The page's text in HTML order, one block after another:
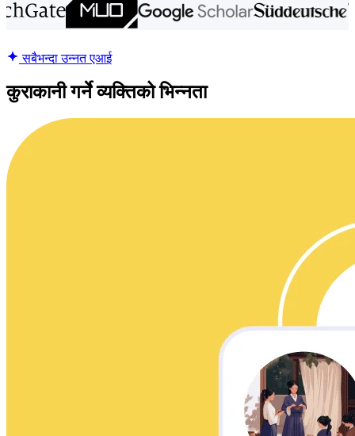
सबैभन्दा उन्नत एआई
कुराकानी गर्ने व्यक्तिको भिन्नता